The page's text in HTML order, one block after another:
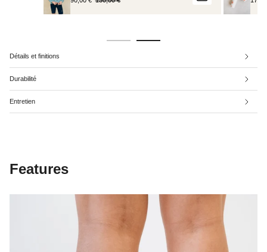
Détails et finitions
Durabilité
Entretien
Features